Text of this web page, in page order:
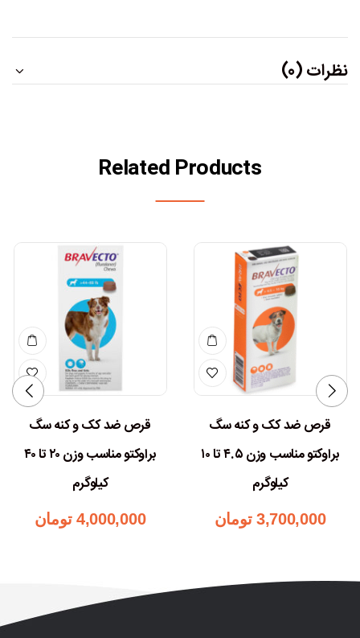
نظرات (0)
Related Products
قرص ضد کک و کنه سگ
براوکتو مناسب وزن ۴.۵ تا ۱۰
کیلوگرم
3,700,000 تومان
قرص ضد کک و کنه سگ
براوکتو مناسب وزن ۲۰ تا ۴۰
کیلوگرم
4,000,000 تومان